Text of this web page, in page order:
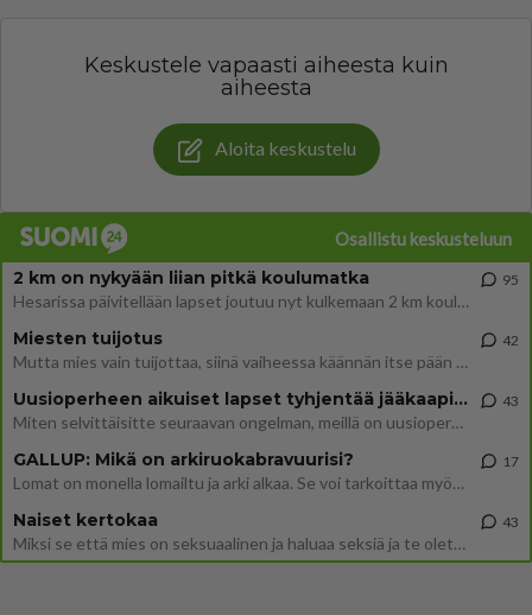
Keskustele vapaasti aiheesta kuin
aiheesta
Aloita keskustelu
Osallistu keskusteluun
2 km on nykyään liian pitkä koulumatka
Hesarissa päivitellään lapset joutuu nyt kulkemaan 2 km kouluun jösses. Ruostefillarilla tuo matka menee vaikka miten äk
95
Miesten tuijotus
Mutta mies vain tuijottaa, siinä vaiheessa käännän itse pään pois. Mikä juttu? Yleensä jos joku tuijottaa tai katsoo, hä
42
Uusioperheen aikuiset lapset tyhjentää jääkaapin käydessään
Miten selvittäisitte seuraavan ongelman, meillä on uusioperhe, minulla teini-ikäiset lapset ja puolisolla aikuiset, jotk
43
GALLUP: Mikä on arkiruokabravuurisi?
Lomat on monella lomailtu ja arki alkaa. Se voi tarkoittaa myös sitä, että grillailut on grillattu ja palataan arjen ruo
17
Naiset kertokaa
Miksi se että mies on seksuaalinen ja haluaa seksiä ja te olette hänen mielestänne haluttava on vastenmielistä? Mikä sii
43